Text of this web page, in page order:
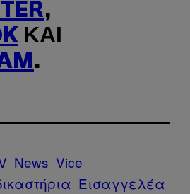
,
ΚΑΙ
.
News Vice
Εισαγγελέα